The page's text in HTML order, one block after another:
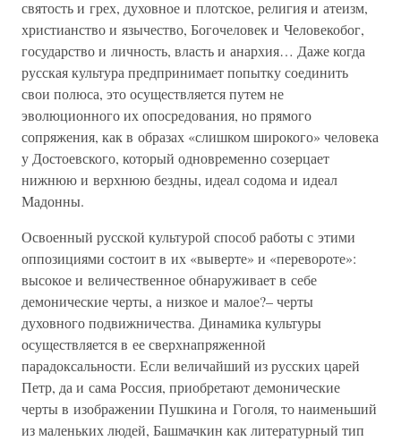
святость и грех, духовное и плотское, религия и атеизм,
христианство и язычество, Богочеловек и Человекобог,
государство и личность, власть и анархия… Даже когда
русская культура предпринимает попытку соединить
свои полюса, это осуществляется путем не
эволюционного их опосредования, но прямого
сопряжения, как в образах «слишком широкого» человека
у Достоевского, который одновременно созерцает
нижнюю и верхнюю бездны, идеал содома и идеал
Мадонны.
Освоенный русской культурой способ работы с этими
оппозициями состоит в их «выверте» и «перевороте»:
высокое и величественное обнаруживает в себе
демонические черты, а низкое и малое?– черты
духовного подвижничества. Динамика культуры
осуществляется в ее сверхнапряженной
парадоксальности. Если величайший из русских царей
Петр, да и сама Россия, приобретают демонические
черты в изображении Пушкина и Гоголя, то наименьший
из маленьких людей, Башмачкин как литературный тип